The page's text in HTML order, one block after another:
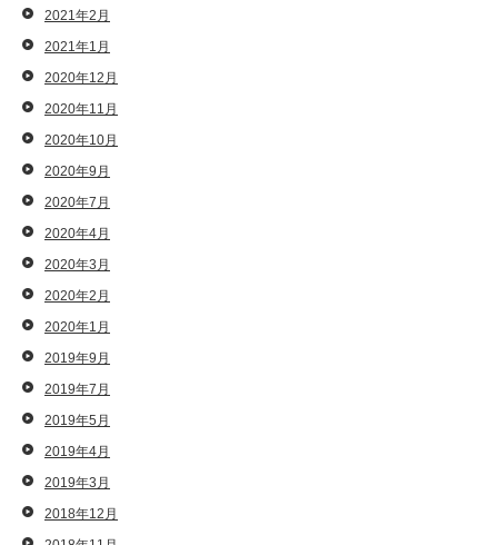
2021年2月
2021年1月
2020年12月
2020年11月
2020年10月
2020年9月
2020年7月
2020年4月
2020年3月
2020年2月
2020年1月
2019年9月
2019年7月
2019年5月
2019年4月
2019年3月
2018年12月